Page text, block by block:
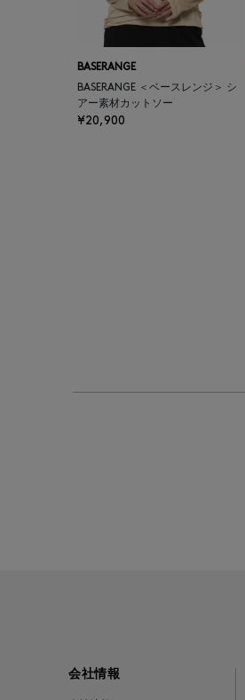
BASERANGE
BASERANGE ＜ベースレンジ＞ シ
アー素材カットソー
¥20,900
会社情報